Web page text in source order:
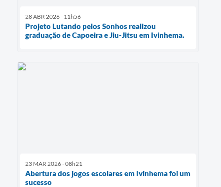
28 ABR 2026 - 11h56
Projeto Lutando pelos Sonhos realizou
graduação de Capoeira e Jiu-Jitsu em Ivinhema.
23 MAR 2026 - 08h21
Abertura dos jogos escolares em Ivinhema foi um
sucesso